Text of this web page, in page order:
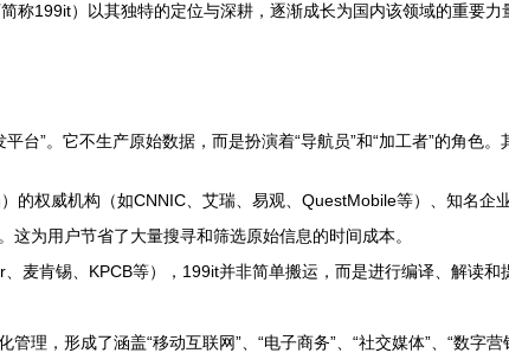
199it）以其独特的定位与深耕，逐渐成长为国内该领域的重要力
台”。它不生产原始数据，而是扮演着“导航员”和“加工者”的角色。
的权威机构（如CNNIC、艾瑞、易观、QuestMobile等）、知名
为用户节省了大量搜寻和筛选原始信息的时间成本。
麦肯锡、KPCB等），199it并非简单搬运，而是进行编译、解读
理，形成了涵盖“移动互联网”、“电子商务”、“社交媒体”、“数字